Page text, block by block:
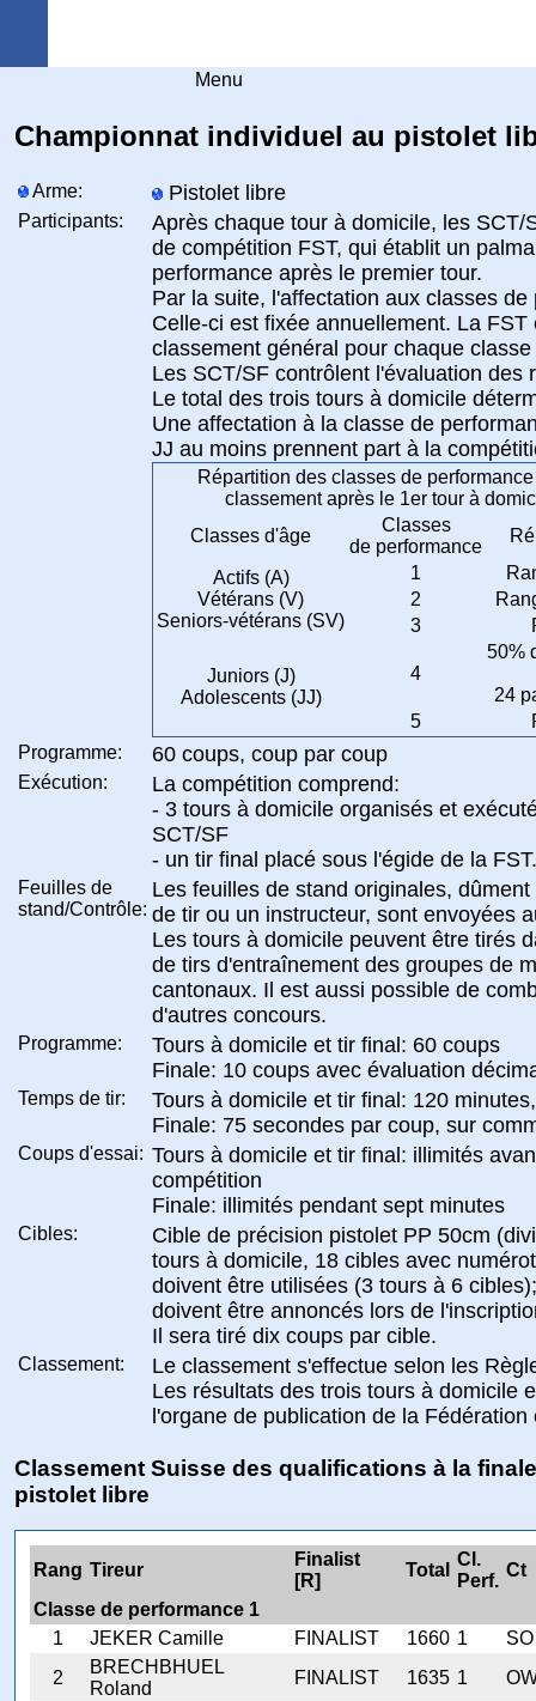
Menu
Championnat individuel au pistolet
Arme: Pistolet libre
Participants:
Après chaque tour à domicile, les
de compétition FST, qui établit un
performance après le premier tour.
Par la suite, l'affectation aux classes
Celle-ci est fixée annuellement. La
classement général pour chaque
Les SCT/SF contrôlent l'évaluation des
Le total des trois tours à domicile
Une affectation à la classe de
JJ au moins prennent part à la
Répartition des classes de
classement après le 1er tour à
Classes d'âge
Classes
de performance
Actifs (A)
Vétérans (V)
Seniors-vétérans (SV)
1
2
3
Juniors (J)
Adolescents (JJ)
4
50%
24
5
Programme:
60 coups, coup par coup
Exécution:
La compétition comprend:
- 3 tours à domicile organisés et
SCT/SF
- un tir final placé sous l'égide de la FST.
Feuilles de
stand/Contrôle:
Les feuilles de stand originales,
de tir ou un instructeur, sont envoyées
Les tours à domicile peuvent être tirés
de tirs d'entraînement des groupes de
cantonaux. Il est aussi possible de
d'autres concours.
Programme:
Tours à domicile et tir final: 60 coups
Finale: 10 coups avec évaluation
Temps de tir:
Tours à domicile et tir final: 120
Finale: 75 secondes par coup, sur
Coups d'essai: Tours à domicile et tir final: illimités
compétition
Finale: illimités pendant sept minutes
Cibles:
Cible de précision pistolet PP 50cm
tours à domicile, 18 cibles avec
doivent être utilisées (3 tours à 6
doivent être annoncés lors de
Il sera tiré dix coups par cible.
Classement:
Le classement s'effectue selon les
Les résultats des trois tours à domicile
l'organe de publication de la Fédération
Classement Suisse des qualifications à la
pistolet libre
Rang Tireur
Finalist
[R]
Total
Cl.
Perf.
Ct
Classe de performance 1
1
JEKER Camille FINALIST 1660 1
SO
2
BRECHBHUEL
Roland
FINALIST 1635 1